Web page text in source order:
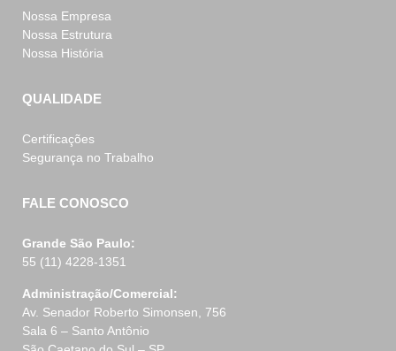
Nossa Empresa
Nossa Estrutura
Nossa História
QUALIDADE
Certificações
Segurança no Trabalho
FALE CONOSCO
Grande São Paulo:
55 (11) 4228-1351
Administração/Comercial:
Av. Senador Roberto Simonsen, 756
Sala 6 – Santo Antônio